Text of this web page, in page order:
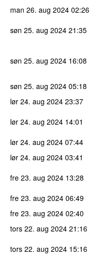
man 26. aug 2024 02:26
søn 25. aug 2024 21:35
søn 25. aug 2024 16:08
søn 25. aug 2024 05:18
lør 24. aug 2024 23:37
lør 24. aug 2024 14:01
lør 24. aug 2024 07:44
lør 24. aug 2024 03:41
fre 23. aug 2024 13:28
fre 23. aug 2024 06:49
fre 23. aug 2024 02:40
tors 22. aug 2024 21:16
tors 22. aug 2024 15:16